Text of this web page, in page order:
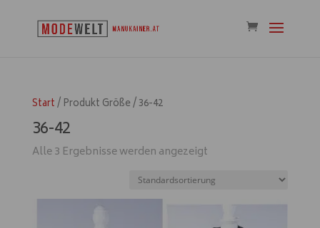
Start/ Produkt Größe / 36-42
36-42
Alle 3 Ergebnisse werden angezeigt